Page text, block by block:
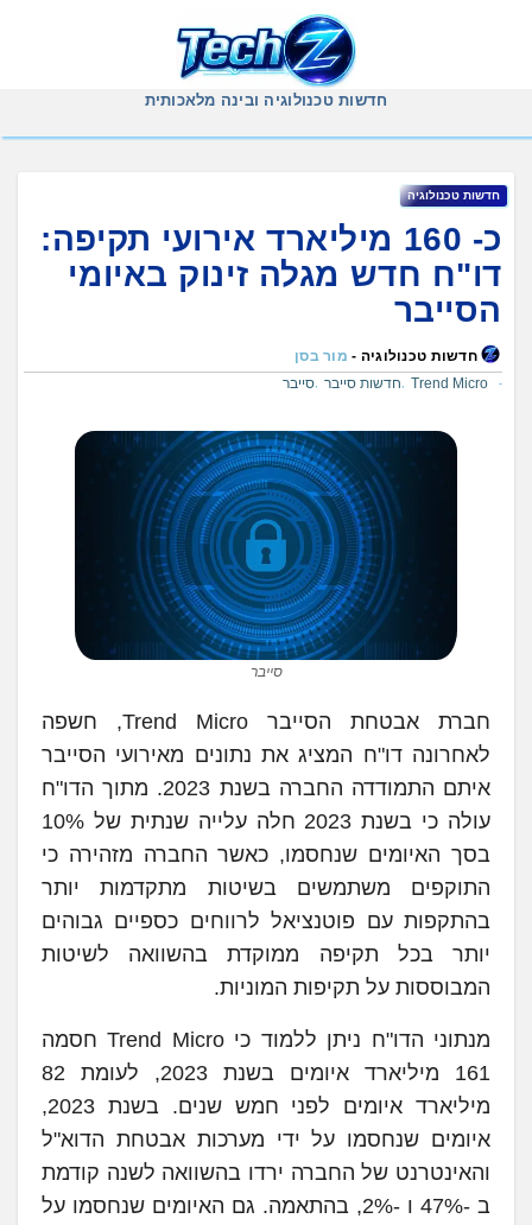
חדשות טכנולוגיה ובינה מלאכותית
חדשות טכנולוגיה
כ- 160 מיליארד אירועי תקיפה:
דו"ח חדש מגלה זינוק באיומי
הסייבר
חדשות טכנולוגיה - מור בסן
Trend Micro
חדשות סייבר סייבר
סייבר
חברת אבטחת הסייבר Trend Micro, חשפה
לאחרונה דו"ח המציג את נתונים מאירועי הסייבר
איתם התמודדה החברה בשנת 2023. מתוך הדו"ח
עולה כי בשנת 2023 חלה עלייה שנתית של 10%
בסך האיומים שנחסמו, כאשר החברה מזהירה כי
התוקפים משתמשים בשיטות מתקדמות יותר
בהתקפות עם פוטנציאל לרווחים כספיים גבוהים
יותר בכל תקיפה ממוקדת בהשוואה לשיטות
המבוססות על תקיפות המוניות.
מנתוני הדו"ח ניתן ללמוד כי Trend Micro חסמה
161 מיליארד איומים בשנת 2023, לעומת 82
מיליארד איומים לפני חמש שנים. בשנת 2023,
איומים שנחסמו על ידי מערכות אבטחת הדוא"ל
והאינטרנט של החברה ירדו בהשוואה לשנה קודמת
ב -47% ו -2%, בהתאמה. גם האיומים שנחסמו על